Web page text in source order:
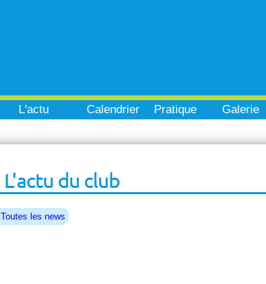
L'actu Calendrier Pratique Galerie
L'actu du club
Toutes les news